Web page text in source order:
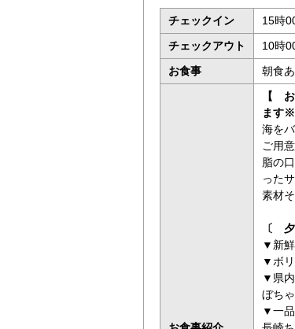
チェックイン
15時
チェックアウト
10時
お食事
朝食
【
ます※
海を
ご用
脂の
った
素材
〔
▼新
▼ボ
▼県
ぼちゃ
▼一